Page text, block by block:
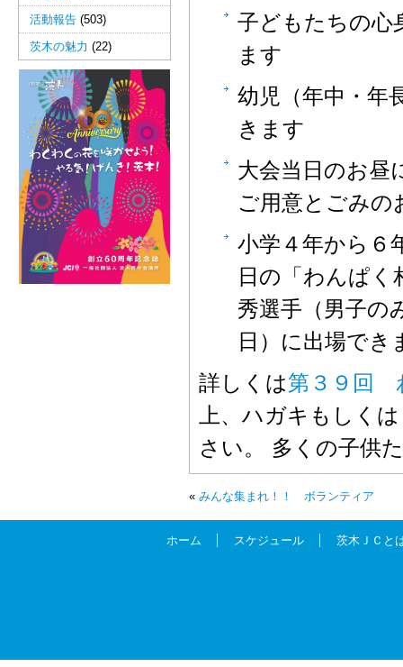
子どもたちの心
ます
幼児（年中・年
きます
大会当日のお昼
ご用意とごみの
小学４年から６
日の「わんぱく
秀選手（男子の
日）に出場でき
詳しくは第３９回
上、ハガキもしく
さい。 多くの子供
« みんな集まれ！！ ボランティア
活動報告 (503)
茨木の魅力 (22)
ホーム スケジュール 茨木ＪＣと